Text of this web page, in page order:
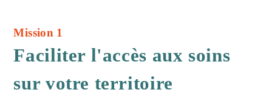
Mission 1
Faciliter l'accès aux soins
sur votre territoire